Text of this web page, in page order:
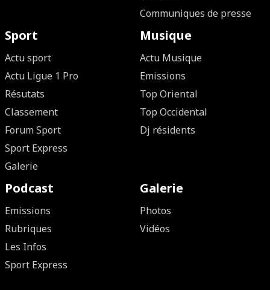
Communiques de presse
Sport
Actu sport
Actu Ligue 1 Pro
Résutats
Classement
Forum Sport
Sport Express
Galerie
Musique
Actu Musique
Emissions
Top Oriental
Top Occidental
Dj résidents
Podcast
Emissions
Rubriques
Les Infos
Sport Express
Galerie
Photos
Vidéos